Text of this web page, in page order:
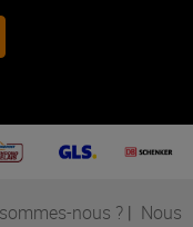
nous ? | Nous